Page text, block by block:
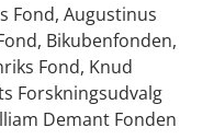
Fond, Augustinus
Bikubenfonden,
Fond, Knud
Forskningsudvalg
Demant Fonden